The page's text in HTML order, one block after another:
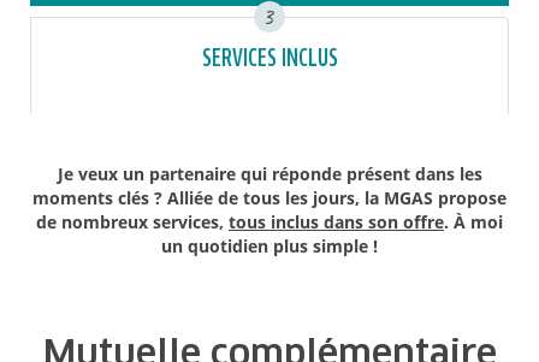
SERVICES INCLUS
3
Je veux un partenaire qui réponde présent dans les
moments clés ? Alliée de tous les jours, la MGAS propose
de nombreux services, tous inclus dans son offre. À moi
un quotidien plus simple !
Mutuelle complémentaire